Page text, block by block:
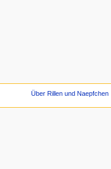
Über Rillen und Naepfchen